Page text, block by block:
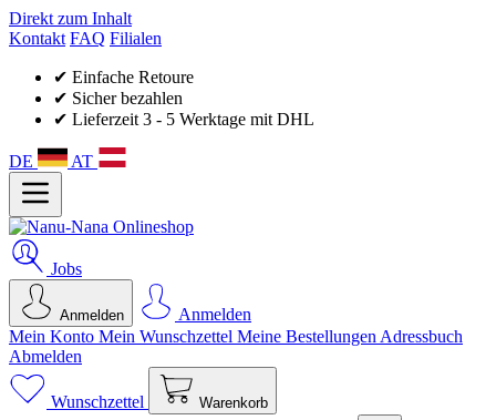
Direkt zum Inhalt
Kontakt FAQ Filialen
✔ Einfache Retoure
✔ Sicher bezahlen
✔ Lieferzeit 3 - 5 Werktage mit DHL
DE AT
Jobs
Anmelden
Anmelden
Mein Konto Mein Wunsch­zettel Meine Bestellungen Adressbuch
Abmelden
Wunschzettel Warenkorb